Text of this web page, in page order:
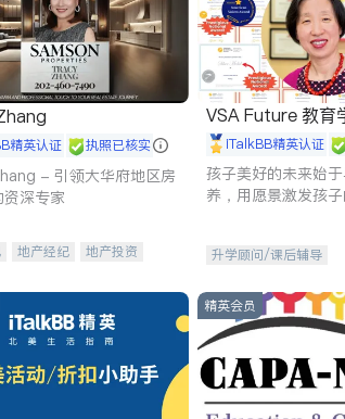
精英认证 执照已核实
- 引领大华府地区房
深专家
地产经纪
地产投资
VSA Future 教育
iTalkBB精英认证
孩子美好的未来始
养，用愿景激发孩
升学顾问/课后辅导
精英会员